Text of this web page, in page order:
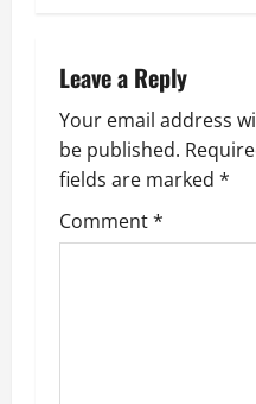
a
v
i
g
Leave a Reply
Your email address
be published.
fields are marked *
Comment*